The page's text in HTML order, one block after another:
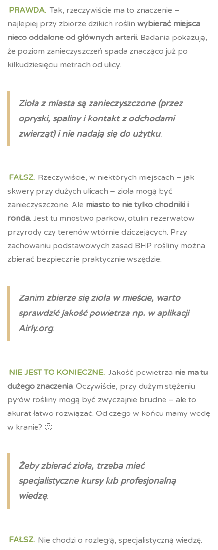
PRAWDA. Tak, rzeczywiście ma to znaczenie –
najlepiej przy zbiorze dzikich roślin wybierać miejsca
nieco oddalone od głównych arterii. Badania pokazują,
że poziom zanieczyszczeń spada znacząco już po
kilkudziesięciu metrach od ulicy.
Zioła z miasta są zanieczyszczone (przez
opryski, spaliny i kontakt z odchodami
zwierząt) i nie nadają się do użytku.
FAŁSZ. Rzeczywiście, w niektórych miejscach – jak
skwery przy dużych ulicach – zioła mogą być
zanieczyszczone. Ale miasto to nie tylko chodniki i
ronda. Jest tu mnóstwo parków, otulin rezerwatów
przyrody czy terenów wtórnie dziczejących. Przy
zachowaniu podstawowych zasad BHP rośliny można
zbierać bezpiecznie praktycznie wszędzie.
Zanim zbierze się zioła w mieście, warto
sprawdzić jakość powietrza np. w aplikacji
Airly.org.
NIE JEST TO KONIECZNE. Jakość powietrza nie ma tu
dużego znaczenia. Oczywiście, przy dużym stężeniu
pyłów rośliny mogą być zwyczajnie brudne – ale to
akurat łatwo rozwiązać. Od czego w końcu mamy wodę
w kranie? 🙂
Żeby zbierać zioła, trzeba mieć
specjalistyczne kursy lub profesjonalną
wiedzę.
FAŁSZ. Nie chodzi o rozległą, specjalistyczną wiedzę.